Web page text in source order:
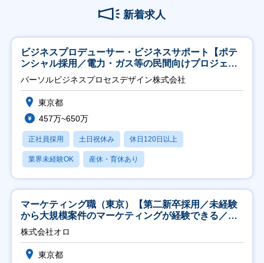
新着求人
ビジネスプロデューサー・ビジネスサポート【ポテ
ンシャル採用／電力・ガス等の民間向けプロジェク
ト推進】
パーソルビジネスプロセスデザイン株式会社
東京都
457万~650万
正社員採用 土日祝休み 休日120日以上
業界未経験OK 産休・育休あり
マーケティング職（東京）【第二新卒採用／未経験
から大規模案件のマーケティングが経験できる／研
修充実】
株式会社オロ
東京都